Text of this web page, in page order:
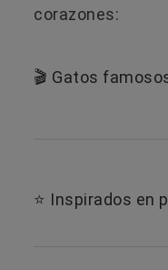
corazones:
🎬 Gatos
⭐ Inspirados en